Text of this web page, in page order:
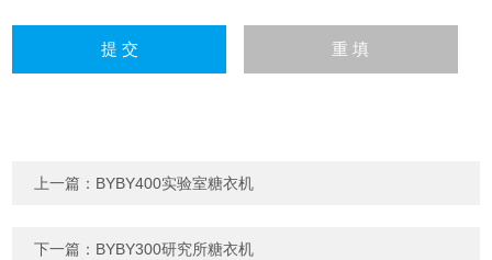
上一篇： BYBY400实验室糖衣机
下一篇： BYBY300研究所糖衣机